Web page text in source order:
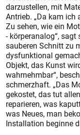
darzustellen, mit
Antrieb. „Da kam ich
Zu sehen, wie ein
- körperanalog“,
sauberen Schnitt zu
dysfunktional
Objekt, das Kunst
wahrnehmbar“,
schmerzhaft. „Das
gekostet, das tut
reparieren, was
was Neues, man
Installation beginne